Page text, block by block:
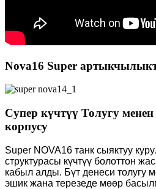
Nova16 Super
Супер күчтүү Толугу
корпусу
Super NOVA16 танк сыяктуу
структурасы күчтүү болоттон
кабыл алды. Бүт денеси толугу
эшик жана терезеде мөөр